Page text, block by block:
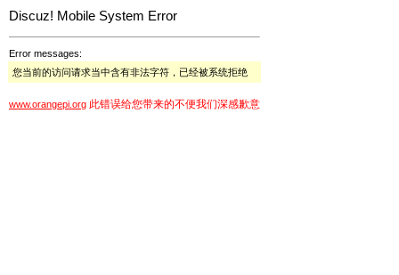
Discuz! Mobile System Error
Error messages:
您当前的访问请求当中含有非法字符，已经被系统拒绝
www.orangepi.org 此错误给您带来的不便我们深感歉意